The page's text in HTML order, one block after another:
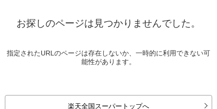
お探しのページは見つかりませんでした。
指定されたURLのページは存在しないか、一時的に利用できない可
能性があります。
楽天全国スーパートップへ